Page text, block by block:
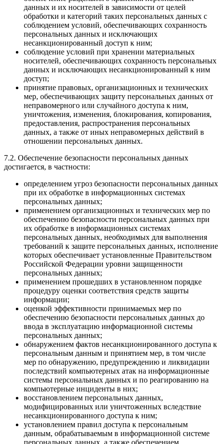
данных и их носителей в зависимости от целей
обработки и категорий таких персональных данных с
соблюдением условий, обеспечивающих сохранность
персональных данных и исключающих
несанкционированный доступ к ним;
соблюдение условий при хранении материальных
носителей, обеспечивающих сохранность персональных
данных и исключающих несанкционированный к ним
доступ;
принятие правовых, организационных и технических
мер, обеспечивающих защиту персональных данных от
неправомерного или случайного доступа к ним,
уничтожения, изменения, блокирования, копирования,
предоставления, распространения персональных
данных, а также от иных неправомерных действий в
отношении персональных данных.
7.2. Обеспечение безопасности персональных данных
достигается, в частности:
определением угроз безопасности персональных данных
при их обработке в информационных системах
персональных данных;
применением организационных и технических мер по
обеспечению безопасности персональных данных при
их обработке в информационных системах
персональных данных, необходимых для выполнения
требований к защите персональных данных, исполнение
которых обеспечивает установленные Правительством
Российской Федерации уровни защищенности
персональных данных;
применением прошедших в установленном порядке
процедуру оценки соответствия средств защиты
информации;
оценкой эффективности принимаемых мер по
обеспечению безопасности персональных данных до
ввода в эксплуатацию информационной системы
персональных данных;
обнаружением фактов несанкционированного доступа к
персональным данным и принятием мер, в том числе
мер по обнаружению, предупреждению и ликвидации
последствий компьютерных атак на информационные
системы персональных данных и по реагированию на
компьютерные инциденты в них;
восстановлением персональных данных,
модифицированных или уничтоженных вследствие
несанкционированного доступа к ним;
установлением правил доступа к персональным
данным, обрабатываемым в информационной системе
персональных данных, а также обеспечением